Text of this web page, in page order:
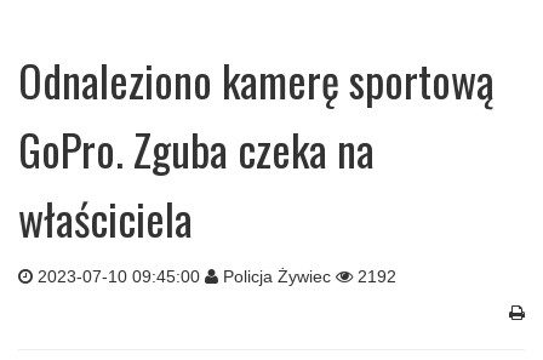
Odnaleziono kamerę sportową
GoPro. Zguba czeka na
właściciela
2023-07-10 09:45:00 Policja Żywiec 2192